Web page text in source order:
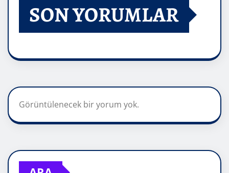
SON YORUMLAR
Görüntülenecek bir yorum yok.